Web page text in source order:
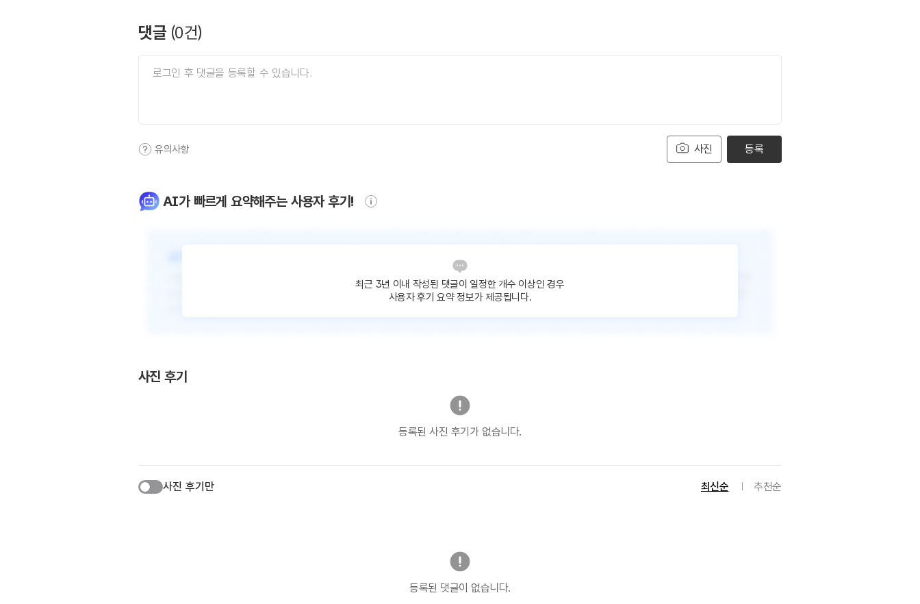
댓글 (0건)
사진
유의사항 등록
AI가 빠르게 요약해주는 사용자 후기!
최근 3년 이내 작성된 댓글이 일정한 개수 이상인 경우
사용자 후기 요약 정보가 제공됩니다.
사진 후기
등록된 사진 후기가 없습니다.
사진 후기만 최신순 추천순
등록된 댓글이 없습니다.